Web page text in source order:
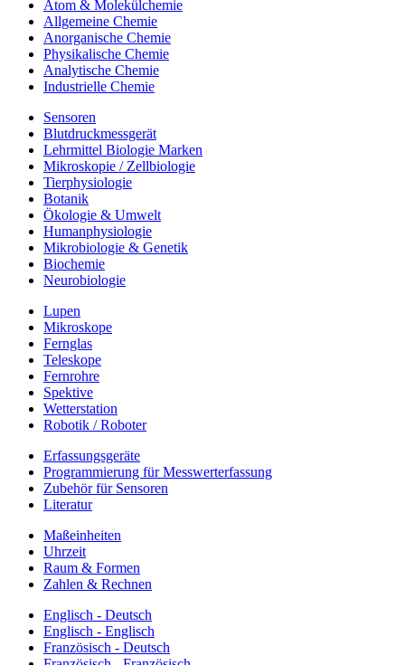
Atom & Molekülchemie
Allgemeine Chemie
Anorganische Chemie
Physikalische Chemie
Analytische Chemie
Industrielle Chemie
Sensoren
Blutdruckmessgerät
Lehrmittel Biologie Marken
Mikroskopie / Zellbiologie
Tierphysiologie
Botanik
Ökologie & Umwelt
Humanphysiologie
Mikrobiologie & Genetik
Biochemie
Neurobiologie
Lupen
Mikroskope
Fernglas
Teleskope
Fernrohre
Spektive
Wetterstation
Robotik / Roboter
Erfassungsgeräte
Programmierung für Messwerterfassung
Zubehör für Sensoren
Literatur
Maßeinheiten
Uhrzeit
Raum & Formen
Zahlen & Rechnen
Englisch - Deutsch
Englisch - Englisch
Französisch - Deutsch